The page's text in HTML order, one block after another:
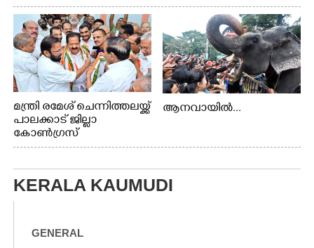
മന്ത്രി രമേശ് ചെന്നിത്തലയ്ക്ക്
പാലക്കാട് ജില്ലാ
കോൺഗ്രസ്
ആനവായിൽ...
KERALA KAUMUDI
GENERAL